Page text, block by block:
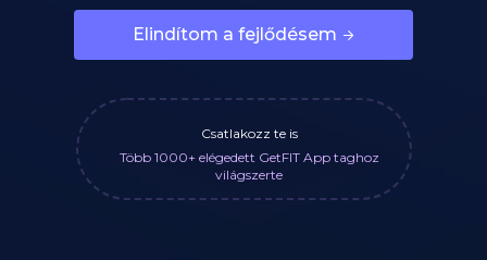
Elindítom a fejlődésem
Csatlakozz te is
Több 1000+ elégedett GetFIT App taghoz
világszerte